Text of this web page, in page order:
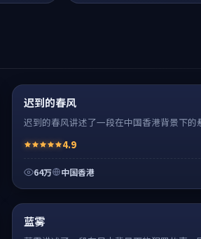
超清4K
悬疑
迟到的春风
迟到的春风讲述了一段在中国香港背景下的
奏紧凑、情绪克制。
4.9
64万 中国香港
超清4K
犯罪
蓝雾